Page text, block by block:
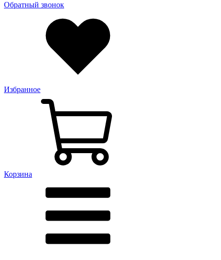
Обратный звонок
Избранное
Корзина